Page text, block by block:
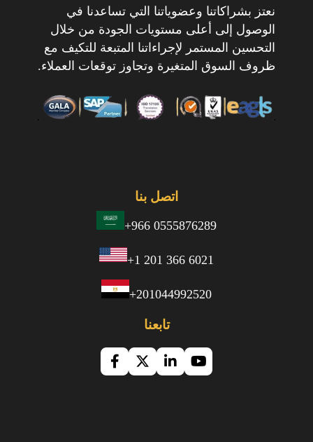
نعتز بشراكاتنا وعضوياتنا التي تساعدنا في
الوصول إلى أعلى مستويات الجودة من خلال
التحسين المستمر لإجراءاتنا المتبعة للتكيف مع
ظروف السوق المتغيرة وتجاوز توقعات العملاء.
اتصل بنا
+966 0555876289
+1 201 366 6021
+201044992520
تابعنا